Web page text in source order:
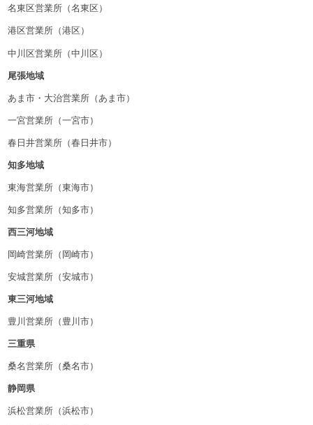
名東区営業所（名東区）
港区営業所（港区）
中川区営業所（中川区）
尾張地域
あま市・大治営業所（あま市）
一宮営業所（一宮市）
春日井営業所（春日井市）
知多地域
東海営業所（東海市）
知多営業所（知多市）
西三河地域
岡崎営業所（岡崎市）
安城営業所（安城市）
東三河地域
豊川営業所（豊川市）
三重県
桑名営業所（桑名市）
静岡県
浜松営業所（浜松市）